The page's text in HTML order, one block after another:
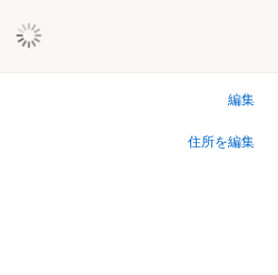
編集
住所を編集